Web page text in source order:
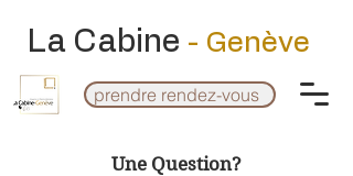
La Cabine - Genève
prendre rendez-vous
Une Question?